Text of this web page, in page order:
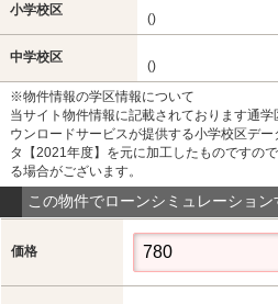
小学校区
()
中学校区
()
※物件情報の学区情報について
当サイト物件情報に記載されております通
ウンロードサービスが提供する小学校区デ
タ【2021年度】を元に加工したものですの
る場合がございます。
この物件でローンシミュレーション
価格